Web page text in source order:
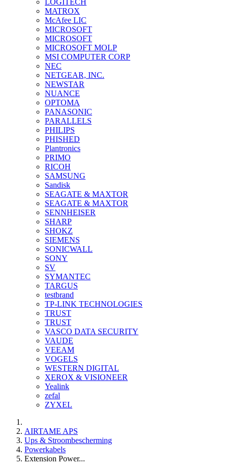
MATROX
McAfee LIC
MICROSOFT
MICROSOFT
MICROSOFT MOLP
MSI COMPUTER CORP
NEC
NETGEAR, INC.
NEWSTAR
NUANCE
OPTOMA
PANASONIC
PARALLELS
PHILIPS
PHISHED
Plantronics
PRIMO
RICOH
SAMSUNG
Sandisk
SEAGATE & MAXTOR
SEAGATE & MAXTOR
SENNHEISER
SHARP
SHOKZ
SIEMENS
SONICWALL
SONY
SV
SYMANTEC
TARGUS
testbrand
TP-LINK TECHNOLOGIES
TRUST
TRUST
VASCO DATA SECURITY
VAUDE
VEEAM
VOGELS
WESTERN DIGITAL
XEROX & VISIONEER
Yealink
zefal
ZYXEL
AIRTAME APS
Ups & Stroombescherming
Powerkabels
Extension Power...